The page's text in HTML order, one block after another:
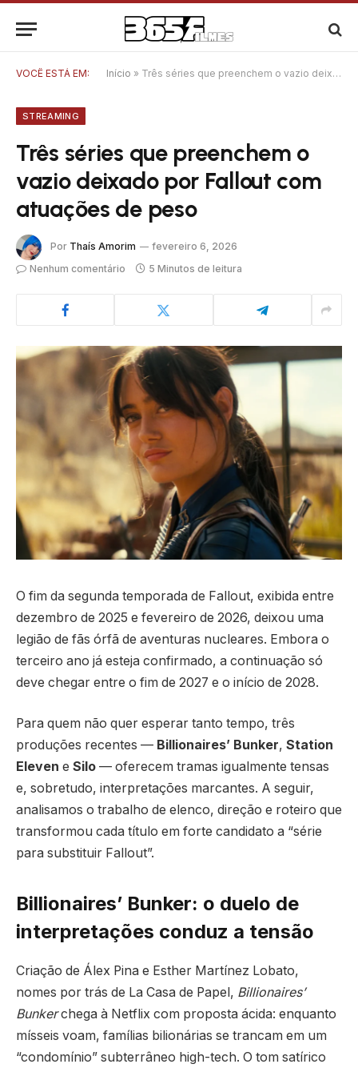
VOCÊ ESTÁ EM: Início » Três séries que preenchem o vazio deixado por Fallout com atuações de peso
STREAMING
Três séries que preenchem o
vazio deixado por Fallout com
atuações de peso
Por Thaís Amorim
fevereiro 6, 2026
Nenhum comentário
5 Minutos de leitura
O fim da segunda temporada de Fallout, exibida entre
dezembro de 2025 e fevereiro de 2026, deixou uma
legião de fãs órfã de aventuras nucleares. Embora o
terceiro ano já esteja confirmado, a continuação só
deve chegar entre o fim de 2027 e o início de 2028.
Para quem não quer esperar tanto tempo, três
produções recentes — Billionaires’ Bunker, Station
Eleven e Silo — oferecem tramas igualmente tensas
e, sobretudo, interpretações marcantes. A seguir,
analisamos o trabalho de elenco, direção e roteiro que
transformou cada título em forte candidato a “série
para substituir Fallout”.
Billionaires’ Bunker: o duelo de
interpretações conduz a tensão
Criação de Álex Pina e Esther Martínez Lobato,
nomes por trás de La Casa de Papel, Billionaires’
Bunkerchega à Netflix com proposta ácida: enquanto
mísseis voam, famílias bilionárias se trancam em um
“condomínio” subterrâneo high-tech. O tom satírico